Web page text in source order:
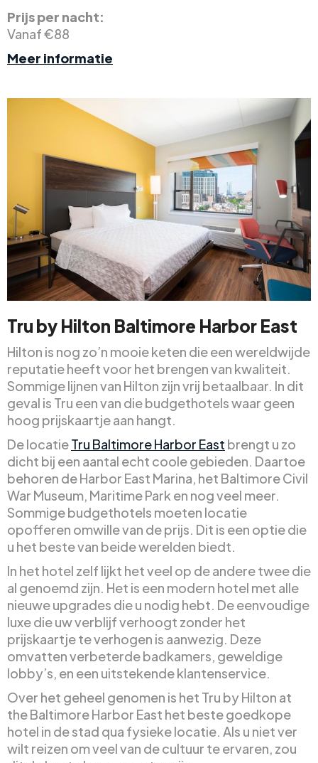
Prijs per nacht:
Vanaf €88
Meer informatie
Tru by Hilton Baltimore Harbor East
Hilton is nog zo’n mooie keten die een wereldwijde
reputatie heeft voor het brengen van kwaliteit.
Sommige lijnen van Hilton zijn vrij betaalbaar. In dit
geval is Tru een van die budgethotels waar geen
hoog prijskaartje aan hangt.
De locatieTru Baltimore Harbor East brengt u zo
dicht bij een aantal echt coole gebieden. Daartoe
behoren de Harbor East Marina, het Baltimore Civil
War Museum, Maritime Park en nog veel meer.
Sommige budgethotels moeten locatie
opofferen omwille van de prijs. Dit is een optie die
u het beste van beide werelden biedt.
In het hotel zelf lijkt het veel op de andere twee die
al genoemd zijn. Het is een modern hotel met alle
nieuwe upgrades die u nodig hebt. De eenvoudige
luxe die uw verblijf verhoogt zonder het
prijskaartje te verhogen is aanwezig. Deze
omvatten verbeterde badkamers, geweldige
lobby’s, en een uitstekende klantenservice.
Over het geheel genomen is het Tru by Hilton at
the Baltimore Harbor East het beste goedkope
hotel in de stad qua fysieke locatie. Als u niet ver
wilt reizen om veel van de cultuur te ervaren, zou